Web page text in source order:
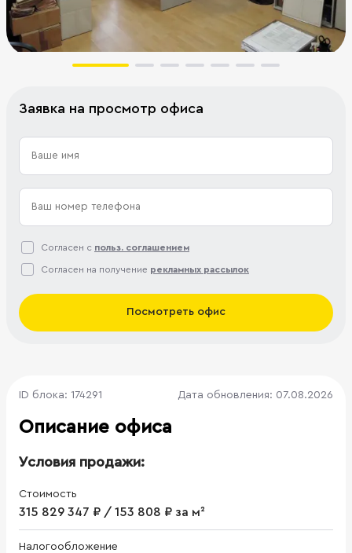
Заявка на просмотр офиса
Согласен с польз. соглашением
Согласен на получение рекламных рассылок
Посмотреть офис
ID блока: 174291 Дата обновления: 07.08.2026
Описание офиса
Условия продажи:
Стоимость
315 829 347 ₽ / 153 808 ₽ за м²
Налогообложение